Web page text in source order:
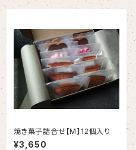
焼き菓子詰合せ【M】12個入り
¥3,650